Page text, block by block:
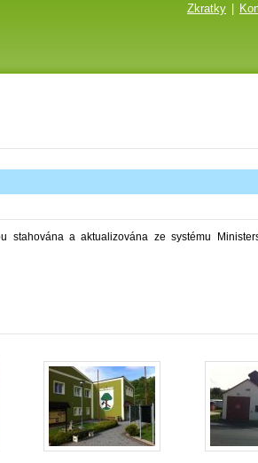
Zkratky
stahována a aktualizována ze systému